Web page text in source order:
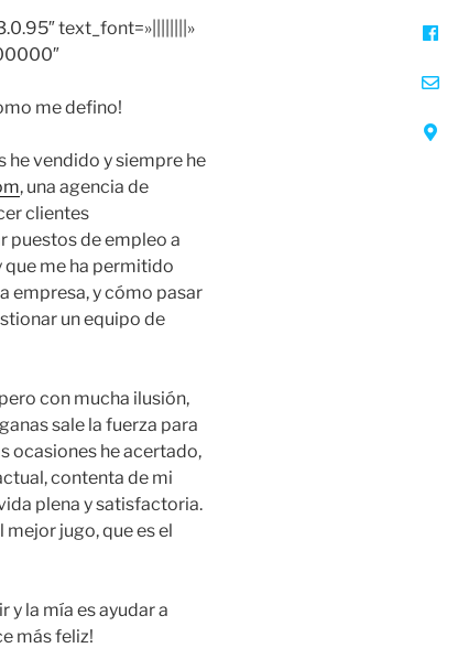
text_font=»||||||||»
me defino!
he vendido y siempre he
, una agencia de
clientes
puestos de empleo a
me ha permitido
empresa, y cómo pasar
un equipo de
con mucha ilusión,
sale la fuerza para
ocasiones he acertado,
contenta de mi
plena y satisfactoria.
jugo, que es el
y la mía es ayudar a
más feliz!